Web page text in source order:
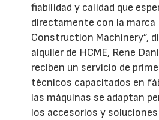
fiabilidad y calidad que
directamente con la marca
Construction Machinery”,
alquiler de HCME, Rene
reciben un servicio de
técnicos capacitados en
las máquinas se adaptan
los accesorios y